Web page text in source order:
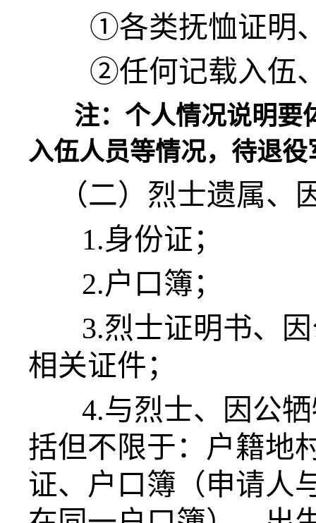
①各类抚恤证明
②任何记载入伍
注：个人情况说明要
入伍人员等情况，待退
（二）烈士遗属
1.身份证；
2.户口簿；
3.烈士证明书、
相关证件；
4.与烈士、因公
括但不限于：户籍地
证、户口簿（申请人